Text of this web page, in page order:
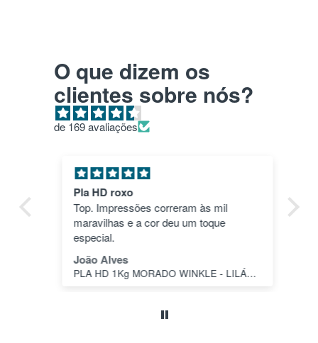
O que dizem os
clientes sobre nós?
de 169 avaliações
Pla HD roxo
Top. Impressões correram às mil
maravilhas e a cor deu um toque
especial.
João Alves
PLA HD 1Kg MORADO WINKLE - LILÁS – WINKLE